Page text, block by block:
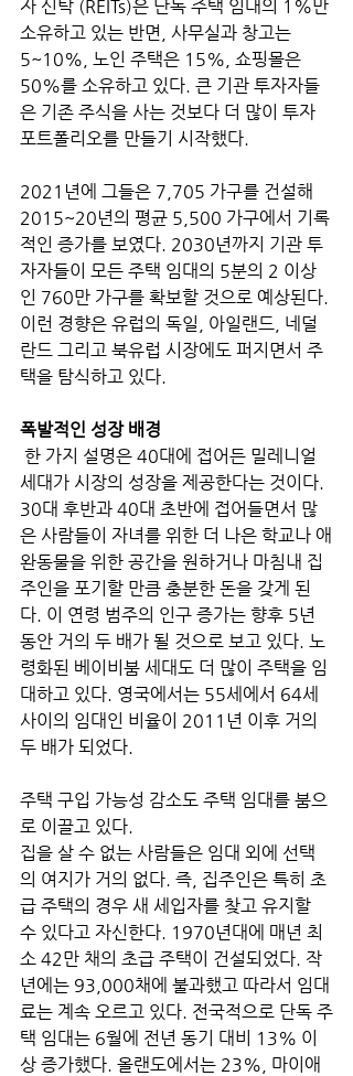
자 신탁 (REITs)은 단독 주택 임대의 1%만
소유하고 있는 반면, 사무실과 창고는
5~10%, 노인 주택은 15%, 쇼핑몰은
50%를 소유하고 있다. 큰 기관 투자자들
은 기존 주식을 사는 것보다 더 많이 투자
포트폴리오를 만들기 시작했다.
2021년에 그들은 7,705 가구를 건설해
2015~20년의 평균 5,500 가구에서 기록
적인 증가를 보였다. 2030년까지 기관 투
자자들이 모든 주택 임대의 5분의 2 이상
인 760만 가구를 확보할 것으로 예상된다.
이런 경향은 유럽의 독일, 아일랜드, 네덜
란드 그리고 북유럽 시장에도 퍼지면서 주
택을 탐식하고 있다.
폭발적인 성장 배경
세대가 시장의 성장을 제공한다는 것이다.
30대 후반과 40대 초반에 접어들면서 많
은 사람들이 자녀를 위한 더 나은 학교나 애
완동물을 위한 공간을 원하거나 마침내 집
주인을 포기할 만큼 충분한 돈을 갖게 된
다. 이 연령 범주의 인구 증가는 향후 5년
동안 거의 두 배가 될 것으로 보고 있다. 노
령화된 베이비붐 세대도 더 많이 주택을 임
대하고 있다. 영국에서는 55세에서 64세
사이의 임대인 비율이 2011년 이후 거의
두 배가 되었다.
주택 구입 가능성 감소도 주택 임대를 붐으
로 이끌고 있다.
집을 살 수 없는 사람들은 임대 외에 선택
의 여지가 거의 없다. 즉, 집주인은 특히 초
급 주택의 경우 새 세입자를 찾고 유지할
수 있다고 자신한다. 1970년대에 매년 최
소 42만 채의 초급 주택이 건설되었다. 작
년에는 93,000채에 불과했고 따라서 임대
료는 계속 오르고 있다. 전국적으로 단독 주
택 임대는 6월에 전년 동기 대비 13% 이
상 증가했다. 올랜도에서는 23%, 마이애